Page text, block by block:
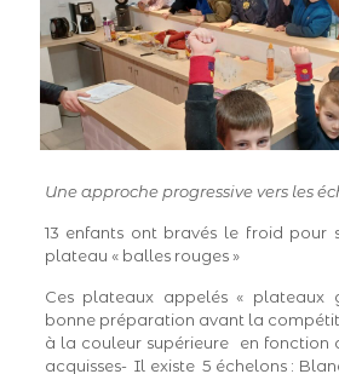
Une approche progressive vers les
13 enfants ont bravés le froid pour
plateau « balles rouges »
Ces plateaux appelés « plateaux
bonne préparation avant la
à la couleur supérieure en fonction
acquisses- Il existe 5 échelons :